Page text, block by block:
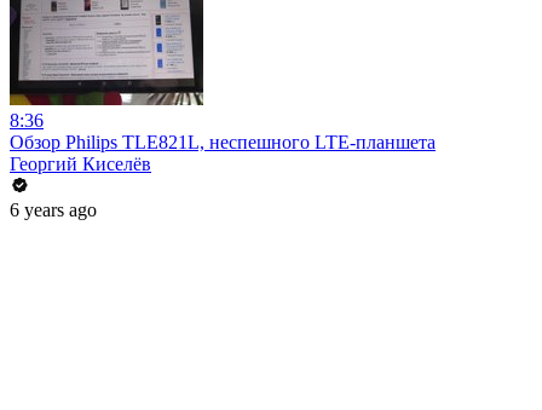
8:36
Обзор Philips TLE821L, неспешного LTE-планшета
Георгий Киселёв
6 years ago